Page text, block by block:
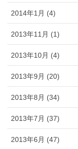
2014年1月 (4)
2013年11月 (1)
2013年10月 (4)
2013年9月 (20)
2013年8月 (34)
2013年7月 (37)
2013年6月 (47)